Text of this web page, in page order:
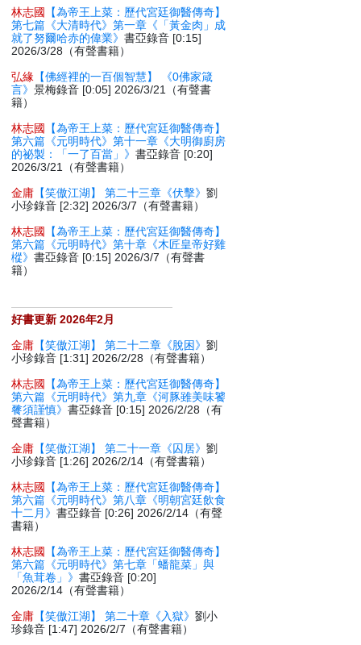
林志國
【為帝王上菜：歷代宮廷御醫傳奇】
第七篇《大清時代》第一章《「黃金肉」成
就了努爾哈赤的偉業》書亞錄音 [0:15]
2026/3/28（有聲書籍）
弘緣 【佛經裡的一百個智慧】 《0佛家箴
言》景梅錄音 [0:05] 2026/3/21（有聲書
籍）
林志國
【為帝王上菜：歷代宮廷御醫傳奇】
第六篇《元明時代》第十一章《大明御廚房
的祕製：「一了百當」》書亞錄音 [0:20]
2026/3/21（有聲書籍）
金庸 【笑傲江湖】 第二十三章《伏擊》劉
小珍錄音 [2:32] 2026/3/7（有聲書籍）
林志國
【為帝王上菜：歷代宮廷御醫傳奇】
第六篇《元明時代》第十章《木匠皇帝好雞
樅》書亞錄音 [0:15] 2026/3/7（有聲書
籍）
好書更新 2026年2月
金庸 【笑傲江湖】 第二十二章《脫困》劉
小珍錄音 [1:31] 2026/2/28（有聲書籍）
林志國
【為帝王上菜：歷代宮廷御醫傳奇】
第六篇《元明時代》第九章《河豚雖美味饕
餮須謹慎》書亞錄音 [0:15] 2026/2/28（有
聲書籍）
金庸 【笑傲江湖】 第二十一章《囚居》劉
小珍錄音 [1:26] 2026/2/14（有聲書籍）
林志國
【為帝王上菜：歷代宮廷御醫傳奇】
第六篇《元明時代》第八章《明朝宮廷飲食
十二月》書亞錄音 [0:26] 2026/2/14（有聲
書籍）
林志國
【為帝王上菜：歷代宮廷御醫傳奇】
第六篇《元明時代》第七章「蟠龍菜」與
「魚茸卷」》書亞錄音 [0:20]
2026/2/14（有聲書籍）
金庸 【笑傲江湖】 第二十章《入獄》劉小
珍錄音 [1:47] 2026/2/7（有聲書籍）